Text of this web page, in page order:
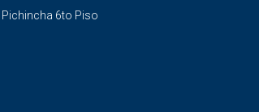
Pichincha 6to Piso